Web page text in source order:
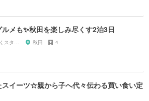
メも✨秋田を楽しみ尽くす2泊3日
秋田 4
イーツ☆親から子へ代々伝わる買い食い定